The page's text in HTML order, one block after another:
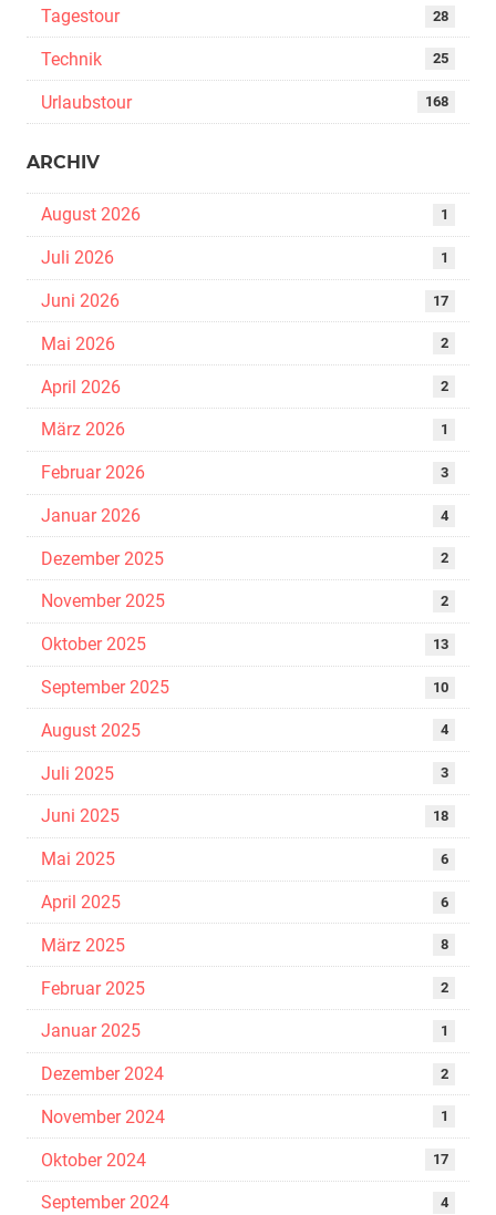
Tagestour 28
Technik 25
Urlaubstour 168
ARCHIV
August 2026 1
Juli 2026 1
Juni 2026 17
Mai 2026 2
April 2026 2
März 2026 1
Februar 2026 3
Januar 2026 4
Dezember 2025 2
November 2025 2
Oktober 2025 13
September 2025 10
August 2025 4
Juli 2025 3
Juni 2025 18
Mai 2025 6
April 2025 6
März 2025 8
Februar 2025 2
Januar 2025 1
Dezember 2024 2
November 2024 1
Oktober 2024 17
September 2024 4